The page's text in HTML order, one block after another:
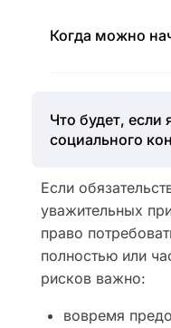
Когда можно
Что будет, если
социального
Если
уважительных
право
полностью или
рисков важно:
вовремя